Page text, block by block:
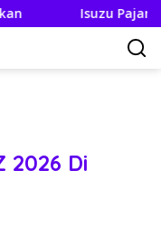
Isuzu Pajang
2026 Di